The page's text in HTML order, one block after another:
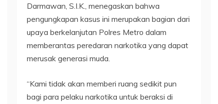
Darmawan, S.I.K., menegaskan bahwa
pengungkapan kasus ini merupakan bagian dari
upaya berkelanjutan Polres Metro dalam
memberantas peredaran narkotika yang dapat
merusak generasi muda.
“Kami tidak akan memberi ruang sedikit pun
bagi para pelaku narkotika untuk beraksi di